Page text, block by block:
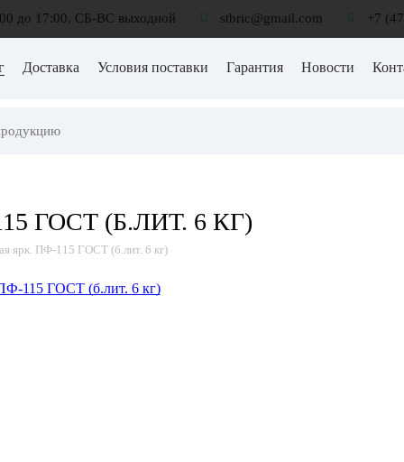
до 17:00, СБ-ВС выходной stbric@gmail.com +7
Доставка Условия поставки Гарантия Новости
ГОСТ (Б.ЛИТ. 6 КГ)
ярк. ПФ-115 ГОСТ (б.лит. 6 кг)